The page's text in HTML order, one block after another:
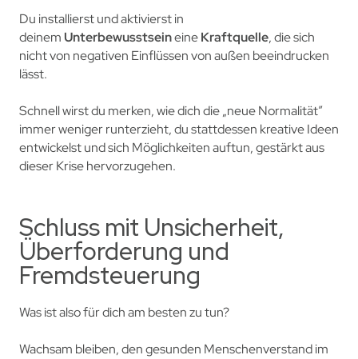
Du installierst und aktivierst in
deinem UnterbewusstseineineKraftquelle, die sich
nicht von negativen Einflüssen von außen beeindrucken
lässt.
Schnell wirst du merken, wie dich die „neue Normalität”
immer weniger runterzieht, du stattdessen kreative Ideen
entwickelst und sich Möglichkeiten auftun, gestärkt aus
dieser Krise hervorzugehen.
Schluss mit Unsicherheit,
Überforderung und
Fremdsteuerung
Was ist also für dich am besten zu tun?
Wachsam bleiben, den gesunden Menschenverstand im